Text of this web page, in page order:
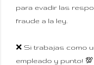
para evadir las
fraude a la ley.
❌ Si trabajas como
empleado y punto! 💯